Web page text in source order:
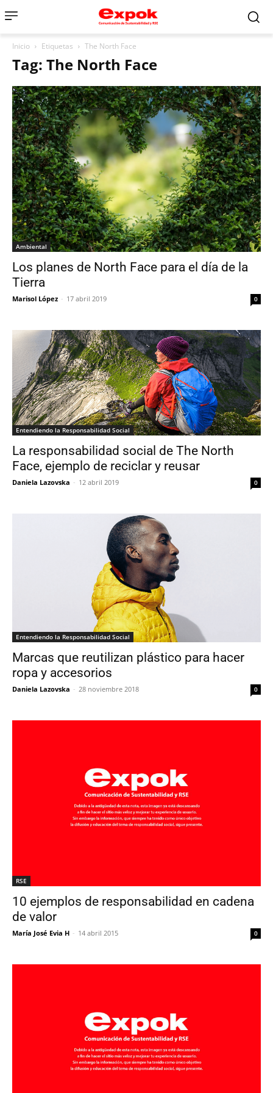
Inicio Etiquetas The North Face
Tag: The North Face
Ambiental
Los planes de North Face para el día de la
Tierra
Marisol López - 17 abril 2019 0
Entendiendo la Responsabilidad Social
La responsabilidad social de The North
Face, ejemplo de reciclar y reusar
Daniela Lazovska - 12 abril 2019 0
Entendiendo la Responsabilidad Social
Marcas que reutilizan plástico para hacer
ropa y accesorios
Daniela Lazovska - 28 noviembre 2018 0
RSE
10 ejemplos de responsabilidad en cadena
de valor
María José Evia H - 14 abril 2015 0